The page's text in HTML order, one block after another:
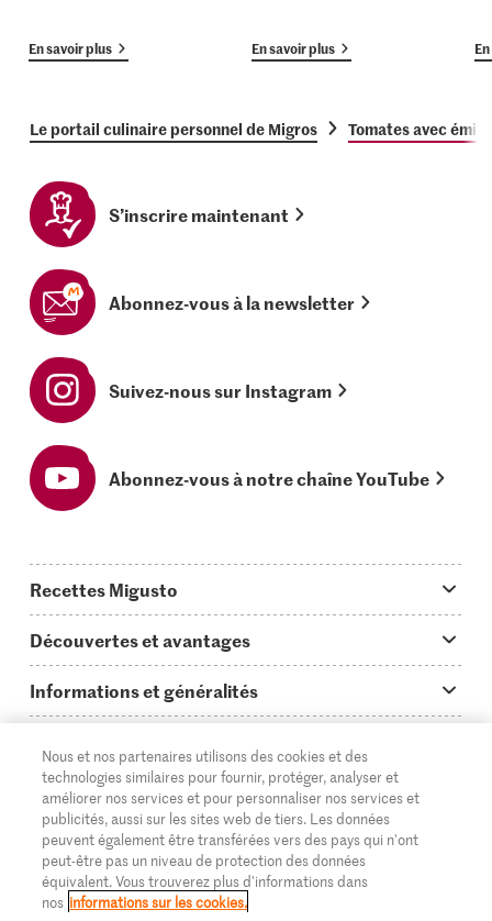
En savoir plus En savoir plus
Le portail culinaire personnel de Migros Tomates avec
S’inscrire maintenant
Abonnez-vous à la newsletter
Suivez-nous sur Instagram
Abonnez-vous à notre chaîne YouTube
Recettes Migusto
Idées de menus
Plats principaux
Simple & vite prêt
Apéritif
Préparations au four
Enfants & famille
Découvertes et avantages
On en parle...
Tutoriels
Glossaire des ingrédients
Login Migusto
Magazine Migusto
Informations et généralités
Questions concernant Migusto
Cuisiner avec Migusto
Service clientèle & contact
Publicité
Impressum
Supermarché
Migros Online
À propos de Migros
DE FR IT
Nous et nos partenaires utilisons des cookies et des
technologies similaires pour fournir, protéger, analyser et
améliorer nos services et pour personnaliser nos services et
publicités, aussi sur les sites web de tiers. Les données
peuvent également être transférées vers des pays qui n'ont
peut-être pas un niveau de protection des données
équivalent. Vous trouverez plus d'informations dans
nos informations sur les cookies.